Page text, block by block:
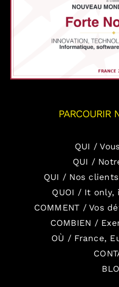
PARCOURIR
QUI /
QUI /
QUI / Nos
QUOI / It
COMMENT / Vos
COMBIEN /
OÙ / France,